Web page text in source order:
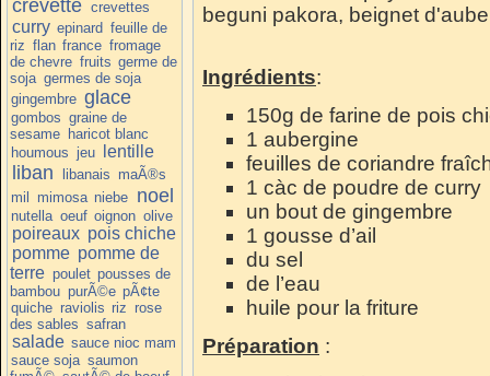
crevette crevettes
curry epinard feuille de
riz flan france fromage
de chevre fruits germe de
soja germes de soja
gingembre glace
gombos graine de
sesame haricot blanc
houmous jeu lentille
liban libanais maÃ®s
mil mimosa niebe noel
nutella oeuf oignon olive
poireaux pois chiche
pomme pomme de
terre poulet pousses de
bambou purÃ©e pÃ¢te
quiche raviolis riz rose
des sables safran
salade sauce nioc mam
sauce soja saumon
beguni pakora, beignet
Ingrédients:
150g de farine de pois
1 aubergine
feuilles de coriandre
1 càc de poudre de curry
un bout de gingembre
1 gousse d’ail
du sel
de l’eau
huile pour la friture
Préparation :